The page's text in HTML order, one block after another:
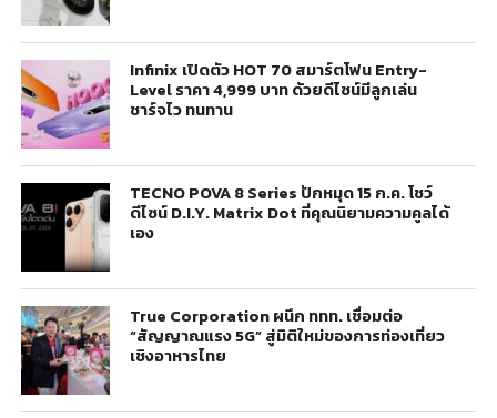
Infinix เปิดตัว HOT 70 สมาร์ตโฟน Entry-
Level ราคา 4,999 บาท ด้วยดีไซน์มีลูกเล่น
ชาร์จไว ทนทาน
TECNO POVA 8 Series ปักหมุด 15 ก.ค. โชว์
ดีไซน์ D.I.Y. Matrix Dot ที่คุณนิยามความคูลได้
เอง
True Corporation ผนึก ททท. เชื่อมต่อ
“สัญญาณแรง 5G” สู่มิติใหม่ของการท่องเที่ยว
เชิงอาหารไทย